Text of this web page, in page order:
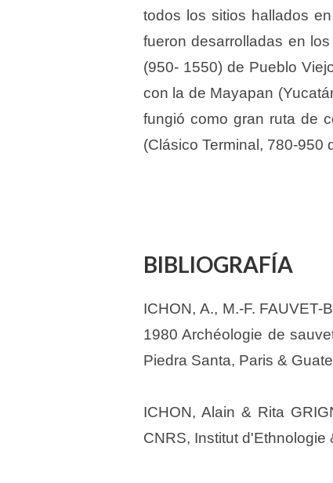
todos los sitios hallados
fueron desarrolladas en
(950- 1550) de Pueblo
con la de Mayapan
fungió como gran ruta de
(Clásico Terminal, 780-950
BIBLIOGRAFÍA
ICHON, A., M.-F.
1980 Archéologie de
Piedra Santa, Paris &
ICHON, Alain & Rita
CNRS, Institut d'Ethnologie